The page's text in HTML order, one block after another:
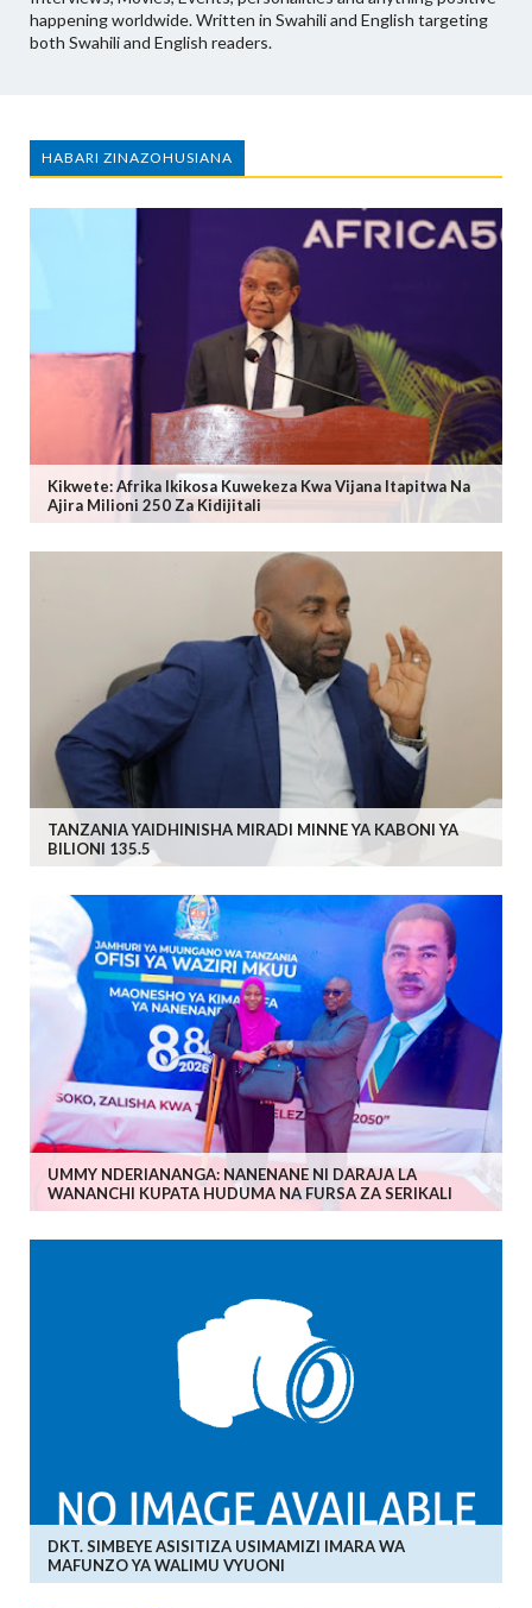
happening worldwide. Written in Swahili and English targeting
both Swahili and English readers.
HABARI ZINAZOHUSIANA
Kikwete: Afrika Ikikosa Kuwekeza Kwa Vijana Itapitwa Na
Ajira Milioni 250 Za Kidijitali
TANZANIA YAIDHINISHA MIRADI MINNE YA KABONI YA
BILIONI 135.5
UMMY NDERIANANGA: NANENANE NI DARAJA LA
WANANCHI KUPATA HUDUMA NA FURSA ZA SERIKALI
DKT. SIMBEYE ASISITIZA USIMAMIZI IMARA WA
MAFUNZO YA WALIMU VYUONI